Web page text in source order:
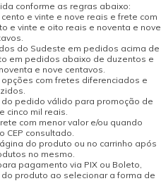
conforme as regras abaixo:
e vinte e nove reais e frete com
e vinte e oito reais e noventa e nove
do Sudeste em pedidos acima de
em pedidos abaixo de duzentos e
e nove centavos.
com fretes diferenciados e
pedido válido para promoção de
cinco mil reais.
com menor valor e/ou quando
CEP consultado.
do produto ou no carrinho após
no mesmo.
pagamento via PIX ou Boleto,
produto ao selecionar a forma de